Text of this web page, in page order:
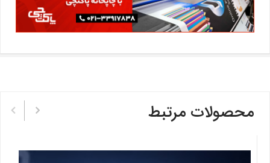
محصولات مرتبط